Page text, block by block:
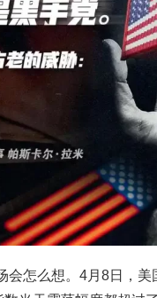
会怎么想。4月8日，